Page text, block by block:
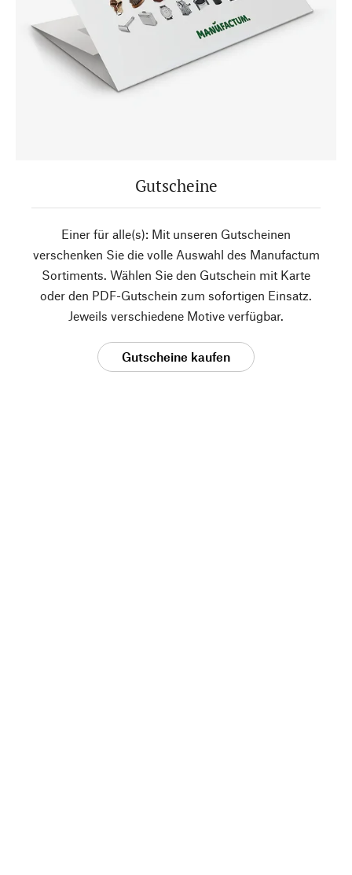
Gutscheine
Einer für alle(s): Mit unseren Gutscheinen
verschenken Sie die volle Auswahl des Manufactum
Sortiments. Wählen Sie den Gutschein mit Karte
oder den PDF-Gutschein zum sofortigen Einsatz.
Jeweils verschiedene Motive verfügbar.
Gutscheine kaufen